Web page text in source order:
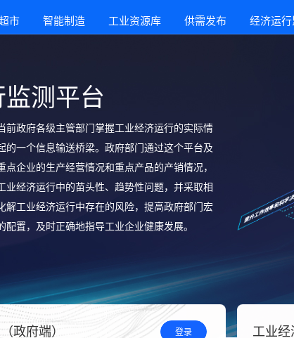
市 智能制造 工业资源库 供需发布 经济运
测平台
前政府各级主管部门掌握工业经济运行的实际情
的一个信息输送桥梁。政府部门通过这个平台及
企业的生产经营情况和重点产品的产销情况，
业经济运行中的苗头性、趋势性问题，并采取相
解工业经济运行中存在的风险，提高政府部门宏
置，及时正确地指导工业企业健康发展。
政府端） 登录 工业